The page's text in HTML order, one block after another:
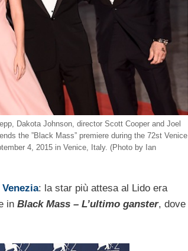
Dakota Johnson, director Scott Cooper and Joel
the ”Black Mass” premiere during the 72st Venice
4, 2015 in Venice, Italy. (Photo by Ian
: la star più attesa al Lido era
in Black Mass – L’ultimo ganster, dove